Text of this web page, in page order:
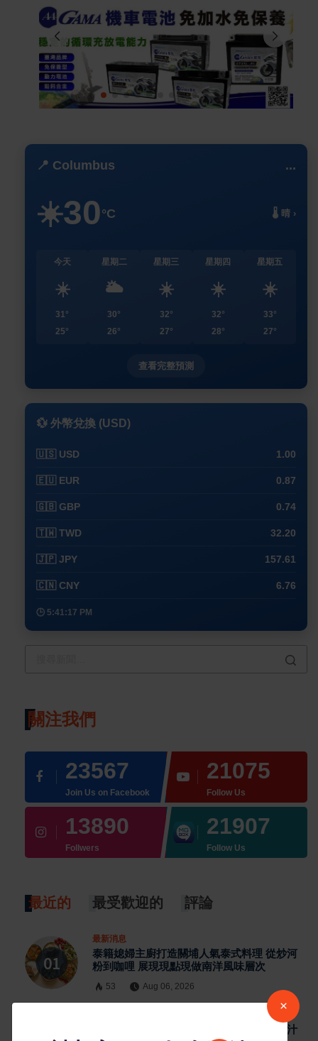
📍 Columbus ...
☀️30°C 🌡️ 晴 ›
今天
☀️
31°
25°
星期二
🌥️
30°
26°
星期三
☀️
32°
27°
星期四
☀️
32°
28°
星期五
☀️
33°
27°
查看完整預測
💱 外幣兌換 (USD)
🇺🇸 USD 1.00
🇪🇺 EUR 0.87
🇬🇧 GBP 0.74
🇹🇼 TWD 32.20
🇯🇵 JPY 157.61
🇨🇳 CNY 6.76
🕒 5:41:17 PM
關注我們
23567
Join Us on Facebook
21075
Follow Us
13890
Follwers
21907
Follow Us
最近的 最受歡迎的 評論
最新消息
泰籍媳婦主廚打造關埔人氣泰式料理 從炒河
粉到咖哩 展現現點現做南洋風味層次
53 Aug 06, 2026
雲林宵夜美食 北港人氣炸雞外酥內嫩又爆汁
×